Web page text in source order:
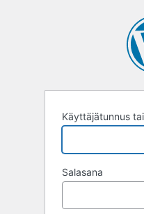
Käyttäjätunnus
Salasana